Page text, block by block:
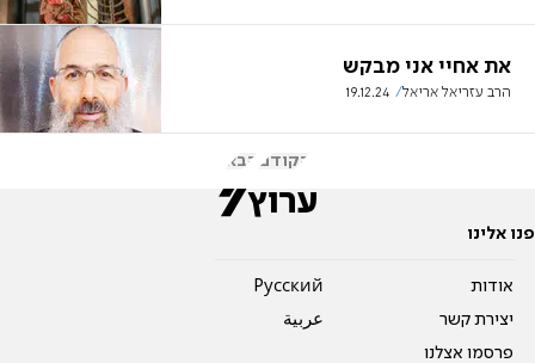
את אחיי אני מבקש
הרב עזריאל אריאל 19.12.24
הקודם הבא
פנו אלינו
אודות
יצירת קשר
פרסמו אצלנו
Pусский
عربية